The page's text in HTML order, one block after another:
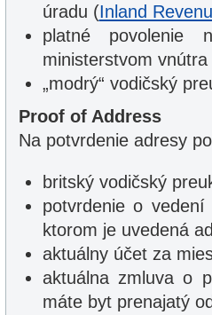
úradu (Inland
platné povolenie
ministerstvom vnútra
„modrý“ vodičský
Proof of Address
Na potvrdenie adresy
britský vodičský
potvrdenie o
ktorom je uvedená
aktuálny účet za
aktuálna zmluva o
máte byt prenajatý